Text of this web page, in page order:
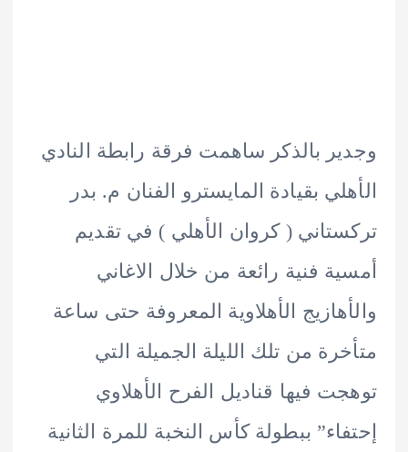
بالذكر ساهمت فرقة رابطة النادي
بقيادة المايسترو الفنان م. بدر
( كروان الأهلي ) في تقديم
فنية رائعة من خلال الاغاني
الأهلاوية المعروفة حتى ساعة
من تلك الليلة الجميلة التي
فيها قناديل الفرح الأهلاوي
ببطولة كأس النخبة للمرة الثانية